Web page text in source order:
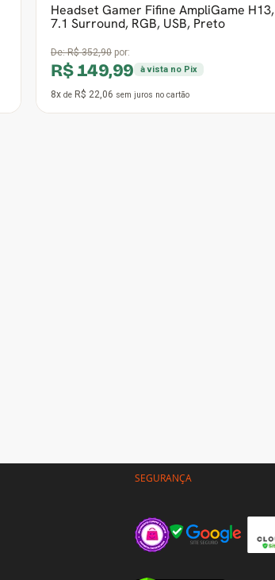
Headset Gamer Fifine AmpliGame H13,
7.1 Surround, RGB, USB, Preto
De:R$ 352,90 por:
R$ 149,99 à vista no Pix
8x de R$ 22,06 sem juros no cartão
SEGURANÇA